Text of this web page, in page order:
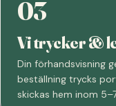
03
Vi trycker &
Din förhandsvisning
beställning trycks
skickas hem inom